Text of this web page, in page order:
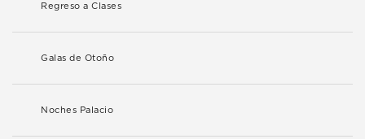
Regreso a Clases
Galas de Otoño
Noches Palacio